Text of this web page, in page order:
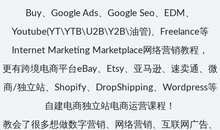
Buy、Google Ads、Google Seo、EDM、
Youtube(YT\YTB\U2B\Y2B\油管)、Freelance等
Internet Marketing Marketplace网络营销教程，
更有跨境电商平台eBay、Etsy、亚马逊、速卖通、微
商/独立站、Shopify、DropShipping、Wordpress等
自建电商独立站电商运营课程！
教会了很多想做数字营销、网络营销、互联网广告、